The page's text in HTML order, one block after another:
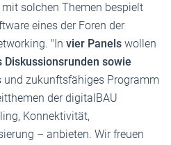
solchen Themen bespielt
eines der Foren der
"In vier Panels wollen
Diskussionsrunden sowie
und zukunftsfähiges Programm
der digitalBAU
Konnektivität,
– anbieten. Wir freuen